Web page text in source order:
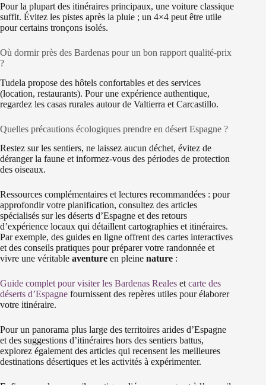
Pour la plupart des itinéraires principaux, une voiture classique
suffit. Évitez les pistes après la pluie ; un 4×4 peut être utile
pour certains tronçons isolés.
Où dormir près des Bardenas pour un bon rapport qualité-prix
?
Tudela propose des hôtels confortables et des services
(location, restaurants). Pour une expérience authentique,
regardez les casas rurales autour de Valtierra et Carcastillo.
Quelles précautions écologiques prendre en désert Espagne ?
Restez sur les sentiers, ne laissez aucun déchet, évitez de
déranger la faune et informez-vous des périodes de protection
des oiseaux.
Ressources complémentaires et lectures recommandées : pour
approfondir votre planification, consultez des articles
spécialisés sur les déserts d’Espagne et des retours
d’expérience locaux qui détaillent cartographies et itinéraires.
Par exemple, des guides en ligne offrent des cartes interactives
et des conseils pratiques pour préparer votre randonnée et
vivre une véritable aventure en pleine nature :
Guide complet pour visiter les Bardenas Reales etcarte des
déserts d’Espagne fournissent des repères utiles pour élaborer
votre itinéraire.
Pour un panorama plus large des territoires arides d’Espagne
et des suggestions d’itinéraires hors des sentiers battus,
explorez également des articles qui recensent les meilleures
destinations désertiques et les activités à expérimenter.